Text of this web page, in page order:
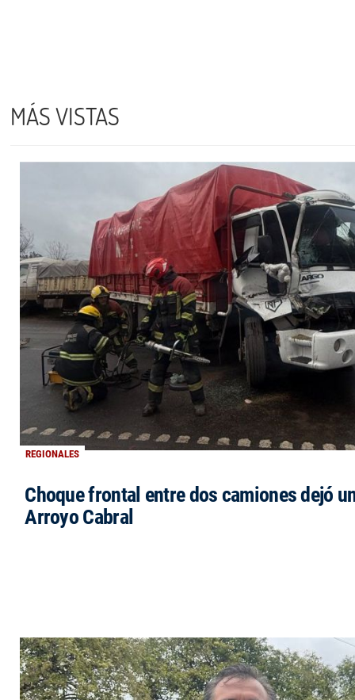
MÁS VISTAS
REGIONALES
Choque frontal entre dos camiones dejó
Arroyo Cabral